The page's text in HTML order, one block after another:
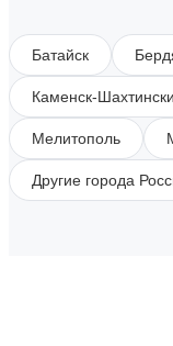
Батайск
Каменск-
Мелитополь
Другие города